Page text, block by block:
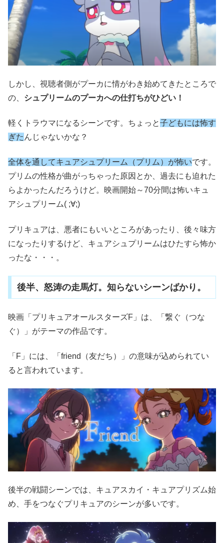
しかし、視聴者側がプーカに情がわき始めてきたところで
の、 シュプリームのプーカへの仕打ちがひどい！
軽くトラウマになるシーンです。ちょっと子どもには怖す
ぎた んじゃないかな？
全体を通してキュアシュプリーム（プリム）が怖いです。
プリムの性格が曲がっちゃった原因とか、過去にも迫れた
らよかったんだろうけど。映画開始～70分間は怖いキュ
アシュプリーム( ;∀;)
プリキュアは、悪者にもいいところがあったり、後々味方
になったりするけど、キュアシュプリームはひたすら怖か
ったな・・・。
後半、怒涛の走馬灯。知らないシーンばかり。
映画「プリキュアオールスターズF」は、「繋ぐ（つな
ぐ）」がテーマの作品です。
「F」には、「friend（友だち）」の意味が込められてい
ると言われています。
後半の戦闘シーンでは、キュアスカイ・キュアプリズム始
め、手をつなぐプリキュアのシーンが多いです。